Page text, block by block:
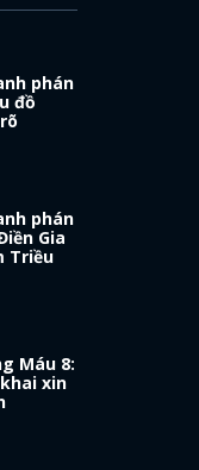
phán
đồ
phán
Gia
Triều
Máu 8:
xin